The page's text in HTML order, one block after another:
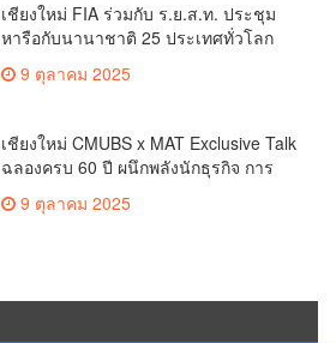
เชียงใหม่ FIA ร่วมกับ ร.ย.ส.ท. ประชุม
หารือกับนานาชาติ 25 ประเทศทั่วโลก
กำหนดทิศทางของอุตสาหกรรมยานยนต์
(คลิป)
9 ตุลาคม 2025
เชียงใหม่ CMUBS x MAT Exclusive Talk
ฉลองครบ 60 ปี ผนึกพลังนักธุรกิจ การ
วิกฤติสู่อนาคต (คลิป)
9 ตุลาคม 2025